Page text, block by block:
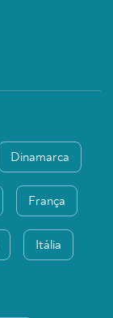
Dinamarca
França
Itália